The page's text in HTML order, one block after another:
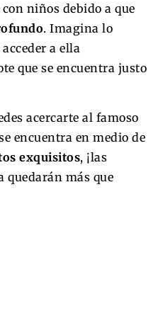
niños debido a que
. Imagina lo
a ella
que se encuentra justo
acercarte al famoso
encuentra en medio de
exquisitos, ¡las
más que